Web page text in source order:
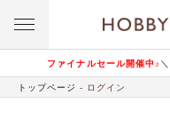
ファイナルセール開催中♪
トップページ ログイン